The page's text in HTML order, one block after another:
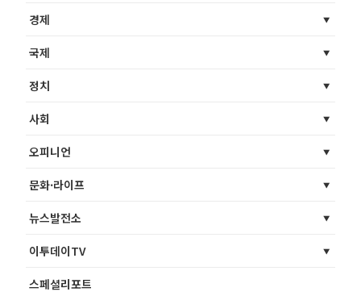
경제
국제
정치
사회
오피니언
문화·라이프
뉴스발전소
이투데이TV
스페셜리포트